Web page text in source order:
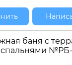
баня c
спальнями №